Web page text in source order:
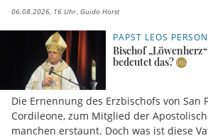
06.08.2026, 16 Uhr Guido Horst
PAPST LEOS
Bischof
bedeutet das?
Die Ernennung des Erzbischofs von San
Cordileone, zum Mitglied der
manchen erstaunt. Doch was ist diese